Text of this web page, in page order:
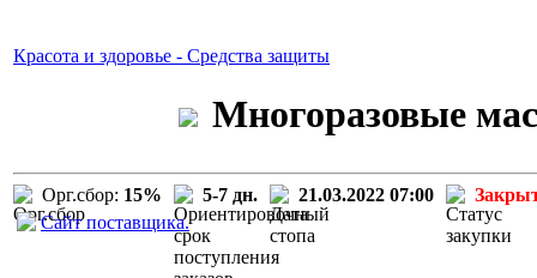
Красота и здоровье - Средства защиты
Многоразовые
Орг.сбор: 15% 5-7 дн. 21.03.2022 07:00
Сайт поставщика.